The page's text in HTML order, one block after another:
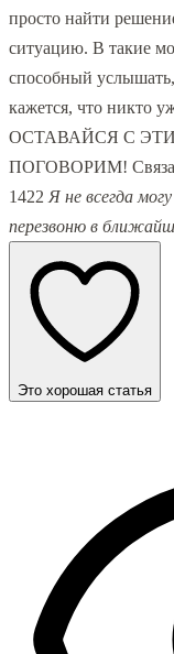
просто найти
ситуацию. В такие
способный услышать,
кажется, что никто
ОСТАВАЙСЯ С
ПОГОВОРИМ!
1422Я не всегда
перезвоню в
Это хорошая статья